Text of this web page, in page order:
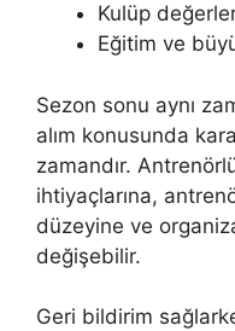
Kulüp
Eğitim ve
Sezon sonu aynı
alım konusunda
zamandır.
ihtiyaçlarına,
düzeyine ve
değişebilir.
Geri bildirim